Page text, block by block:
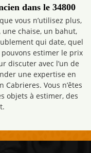
dans le 34800
vous n’utilisez plus,
chaise, un bahut,
qui date, quel
estimer le prix
discuter avec l’un de
une expertise en
Vous n’êtes
objets à estimer, des